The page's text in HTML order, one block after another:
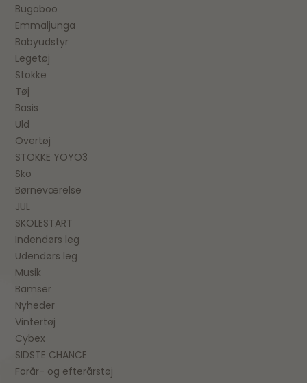
Bugaboo
Emmaljunga
Babyudstyr
Legetøj
Stokke
Tøj
Basis
Uld
Overtøj
STOKKE YOYO3
Sko
Børneværelse
JUL
SKOLESTART
Indendørs leg
Udendørs leg
Musik
Bamser
Nyheder
Vintertøj
Cybex
SIDSTE CHANCE
Forår- og efterårstøj